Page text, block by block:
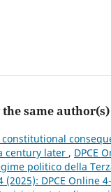
same author(s)
constitutional
century later , DPCE
politico della
(2025): DPCE Online